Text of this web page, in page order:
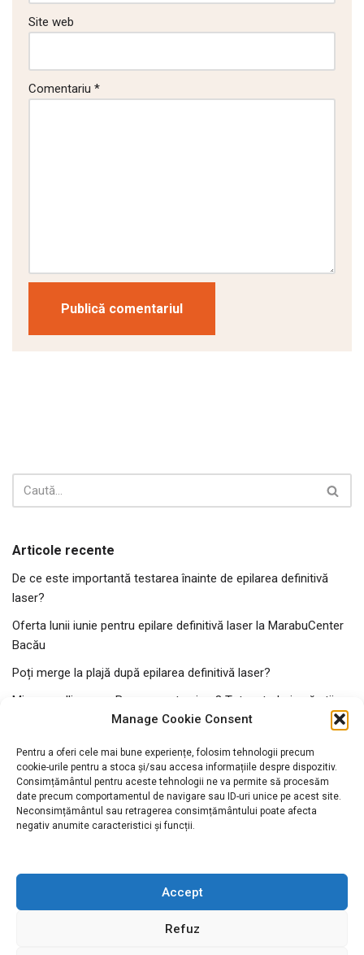
Manage Cookie Consent
Pentru a oferi cele mai bune experiențe, folosim tehnologii precum
cookie-urile pentru a stoca și/sau accesa informațiile despre dispozitiv.
Consimțământul pentru aceste tehnologii ne va permite să procesăm
date precum comportamentul de navigare sau ID-uri unice pe acest site.
Neconsimțământul sau retragerea consimțământului poate afecta
negativ anumite caracteristici și funcții.
Accept
Refuz
Site web
Comentariu *
Articole recente
De ce este importantă testarea înainte de epilarea definitivă
laser?
Oferta lunii iunie pentru epilare definitivă laser la MarabuCenter
Bacău
Poți merge la plajă după epilarea definitivă laser?
Microneedling vara Bacau – este sigur? Tot ce trebuie să știi
despre radiofrecvența fracționată cu microneedling în sezonul
De ce este populară epilarea definitivă în Bacău
Comentarii recente
EPILARE DEFINITIVA LASER